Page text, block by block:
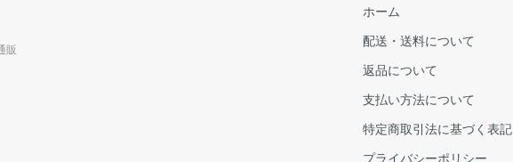
販
ホーム
配送・送料について
返品について
支払い方法について
特定商取引法に基づく表記
プライバシーポリシー